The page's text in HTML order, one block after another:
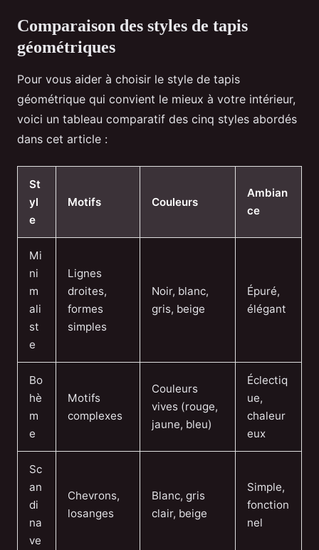
Comparaison des styles de tapis
géométriques
Pour vous aider à choisir le style de tapis
géométrique qui convient le mieux à votre intérieur,
voici un tableau comparatif des cinq styles abordés
dans cet article :
St
yl
e
Motifs Couleurs
Ambian
ce
Mi
ni
m
ali
st
e
Lignes
droites,
formes
simples
Noir, blanc,
gris, beige
Épuré,
élégant
Bo
hè
m
e
Motifs
complexes
Couleurs
vives (rouge,
jaune, bleu)
Éclectiq
ue,
chaleur
eux
Sc
an
di
na
ve
Chevrons,
losanges
Blanc, gris
clair, beige
Simple,
fonction
nel